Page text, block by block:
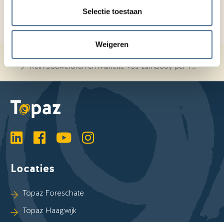
Selectie toestaan
Weigeren
Rein Souwerbren en Mariette Vos-Lambooy per 1 maart 2024 nieuw raad van bestuur van Topaz
LinkedIn
Facebook
YouTubeInstagram
Locaties
Sla Locaties-links over
Topaz Foreschate
Topaz Haagwijk